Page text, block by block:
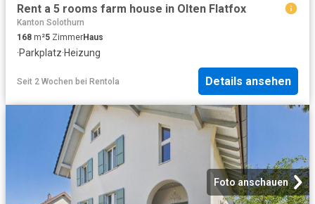
Rent a 5 rooms farm house in Olten Flatfox
Kanton Solothurn
168 m²5 ZimmerHaus
·Parkplatz·Heizung
Seit 2 Wochen bei Rentola Details ansehen
Foto anschauen